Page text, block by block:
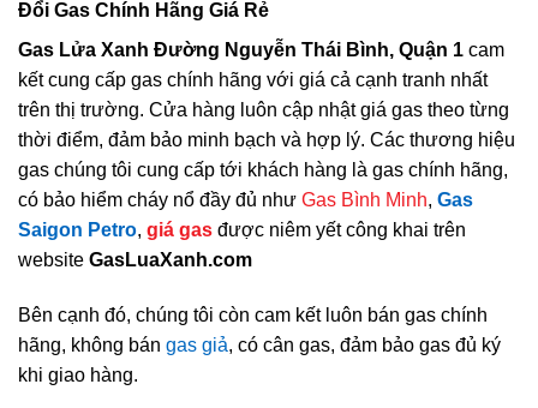
Đổi Gas Chính Hãng Giá Rẻ
Gas Lửa Xanh Đường Nguyễn Thái Bình, Quận 1 cam
kết cung cấp gas chính hãng với giá cả cạnh tranh nhất
trên thị trường. Cửa hàng luôn cập nhật giá gas theo từng
thời điểm, đảm bảo minh bạch và hợp lý. Các thương hiệu
gas chúng tôi cung cấp tới khách hàng là gas chính hãng,
có bảo hiểm cháy nổ đầy đủ như Gas Bình Minh, Gas
Saigon Petro, giá gas được niêm yết công khai trên
website GasLuaXanh.com
Bên cạnh đó, chúng tôi còn cam kết luôn bán gas chính
hãng, không bán gas giả, có cân gas, đảm bảo gas đủ ký
khi giao hàng.